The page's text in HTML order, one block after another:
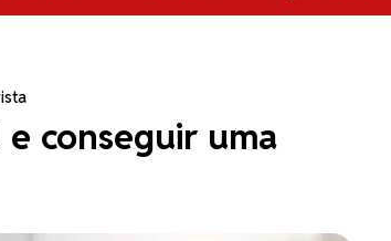
conseguir uma